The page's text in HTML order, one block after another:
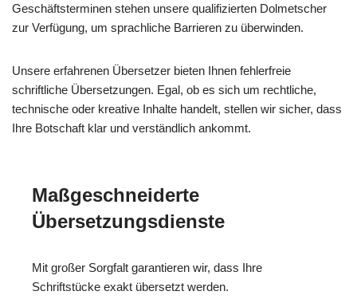
Geschäftsterminen stehen unsere qualifizierten Dolmetscher
zur Verfügung, um sprachliche Barrieren zu überwinden.
Unsere erfahrenen Übersetzer bieten Ihnen fehlerfreie
schriftliche Übersetzungen. Egal, ob es sich um rechtliche,
technische oder kreative Inhalte handelt, stellen wir sicher, dass
Ihre Botschaft klar und verständlich ankommt.
Maßgeschneiderte
Übersetzungsdienste
Mit großer Sorgfalt garantieren wir, dass Ihre
Schriftstücke exakt übersetzt werden.